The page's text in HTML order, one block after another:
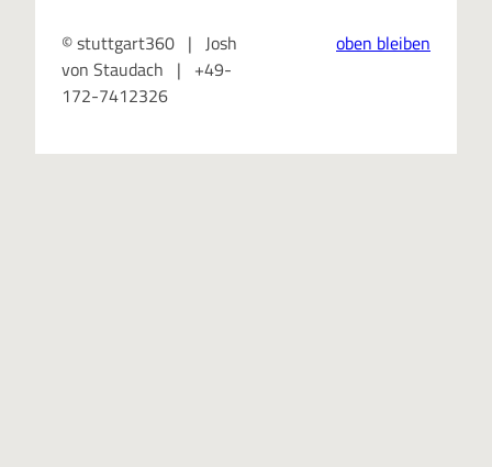
© stuttgart360 | Josh
von Staudach | +49-
172-7412326
oben bleiben